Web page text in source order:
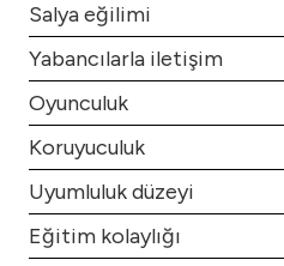
Salya eğilimi
Yabancılarla iletişim
Oyunculuk
Koruyuculuk
Uyumluluk düzeyi
Eğitim kolaylığı